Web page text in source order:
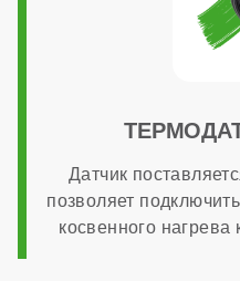
Датчик
позволяет
косвенного нагрева